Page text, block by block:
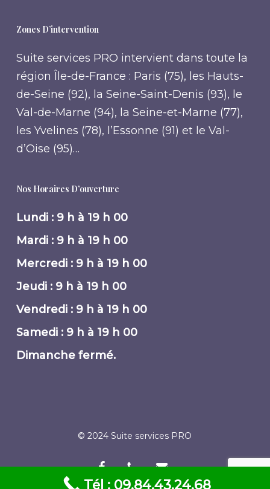
Zones D’intervention
Suite services PRO intervient dans toute la
région Île-de-France : Paris (75), les Hauts-
de-Seine (92), la Seine-Saint-Denis (93), le
Val-de-Marne (94), la Seine-et-Marne (77),
les Yvelines (78), l’Essonne (91) et le Val-
d’Oise (95)…
Nos Horaires D’ouverture
Lundi : 9 h à 19 h 00
Mardi : 9 h à 19 h 00
Mercredi : 9 h à 19 h 00
Jeudi : 9 h à 19 h 00
Vendredi : 9 h à 19 h 00
Samedi : 9 h à 19 h 00
Dimanche fermé.
© 2024 Suite services PRO
facebookphoneemail
Tél : 09.84.43.24.68